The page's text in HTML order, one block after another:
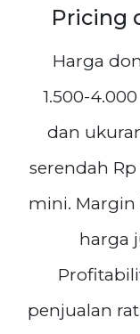
Pricing
Harga
1.500-
dan
serendah
mini. Margin
harga
penjualan